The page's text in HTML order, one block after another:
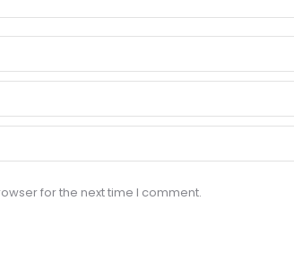
for the next time I comment.